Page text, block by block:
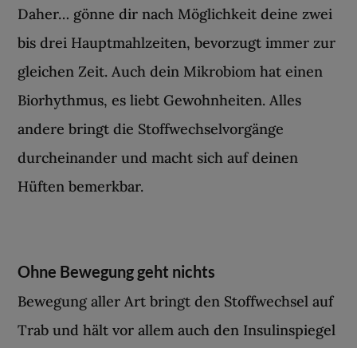
Daher… gönne dir nach Möglichkeit deine zwei
bis drei Hauptmahlzeiten, bevorzugt immer zur
gleichen Zeit. Auch dein Mikrobiom hat einen
Biorhythmus, es liebt Gewohnheiten. Alles
andere bringt die Stoffwechselvorgänge
durcheinander und macht sich auf deinen
Hüften bemerkbar.
Ohne Bewegung geht nichts
Bewegung aller Art bringt den Stoffwechsel auf
Trab und hält vor allem auch den Insulinspiegel